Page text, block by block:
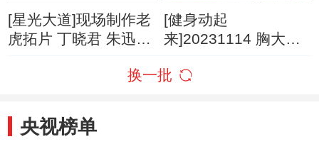
[星光大道]现场制作老
虎拓片 丁晓君 朱迅体
[健身动起
来]20231114 胸大肌
换一批
央视榜单